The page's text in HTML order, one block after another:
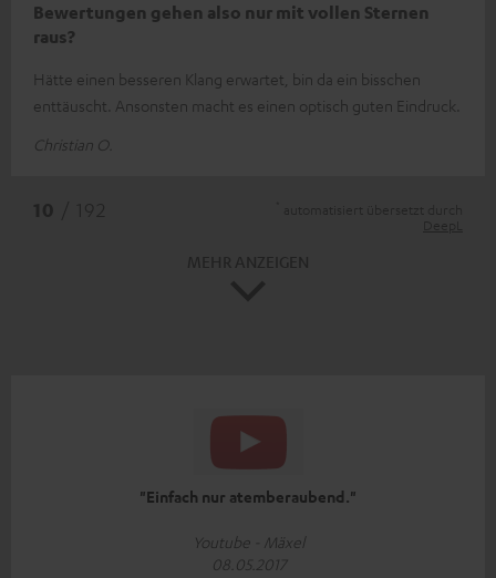
Bewertungen gehen also nur mit vollen Sternen
raus?
Hätte einen besseren Klang erwartet, bin da ein bisschen
enttäuscht. Ansonsten macht es einen optisch guten Eindruck.
Christian O.
"Einfach nur atemberaubend."
Youtube - Mäxel
08.05.2017